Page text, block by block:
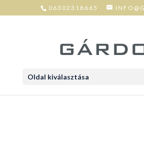
06302318665
Oldal kiválasztása